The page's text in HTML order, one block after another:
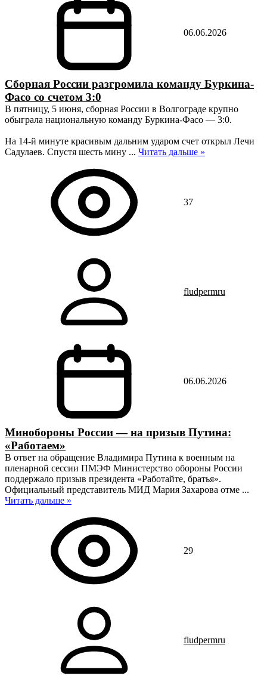
06.06.2026
Сборная России разгромила команду Буркина-
Фасо со счетом 3:0
В пятницу, 5 июня, сборная России в Волгограде крупно
обыграла национальную команду Буркина-Фасо — 3:0.
На 14-й минуте красивым дальним ударом счет открыл Лечи
Садулаев. Спустя шесть мину ... Читать дальше »
37
fludpermru
06.06.2026
Минобороны России — на призыв Путина:
«Работаем»
В ответ на обращение Владимира Путина к военным на
пленарной сессии ПМЭФ Министерство обороны России
поддержало призыв президента «Работайте, братья».
Официальный представитель МИД Мария Захарова отме ...
Читать дальше »
29
fludpermru